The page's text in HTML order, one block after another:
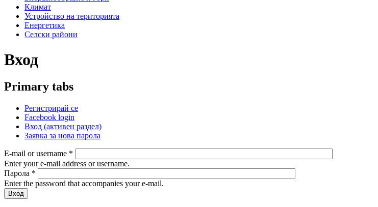
Климат
Устройство на територията
Енергетика
Селски райони
Вход
Primary tabs
Регистрирай се
Facebook login
Вход (активен раздел)
Заявка за нова парола
E-mail or username *
Enter your e-mail address or username.
Парола *
Enter the password that accompanies your e-mail.